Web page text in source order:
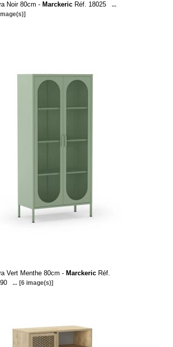
Noir 80cm - Marckeric Réf. 18025
...
Vert Menthe 80cm - Marckeric Réf.
... [6 image(s)]